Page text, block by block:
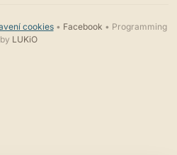
cookies• Facebook • Programming
by LUKiO